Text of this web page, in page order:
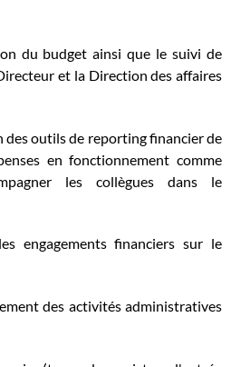
du budget ainsi que le suivi de
et la Direction des affaires
outils de reporting financier de
en fonctionnement comme
les collègues dans le
engagements financiers sur le
des activités administratives